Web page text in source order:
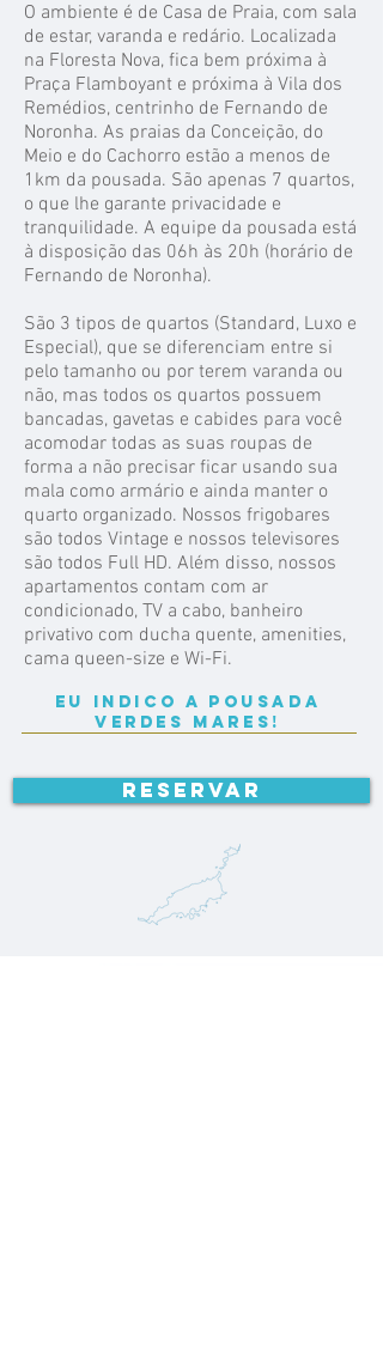
O ambiente é de Casa de Praia, com sala
de estar, varanda e redário. Localizada
na Floresta Nova, fica bem próxima à
Praça Flamboyant e próxima à Vila dos
Remédios, centrinho de Fernando de
Noronha. As praias da Conceição, do
Meio e do Cachorro estão a menos de
1km da pousada. São apenas 7 quartos,
o que lhe garante privacidade e
tranquilidade. A equipe da pousada está
à disposição das 06h às 20h (horário de
Fernando de Noronha).
São 3 tipos de quartos (Standard, Luxo e
Especial), que se diferenciam entre si
pelo tamanho ou por terem varanda ou
não, mas todos os quartos possuem
bancadas, gavetas e cabides para você
acomodar todas as suas roupas de
forma a não precisar ficar usando sua
mala como armário e ainda manter o
quarto organizado. Nossos frigobares
são todos Vintage e nossos televisores
são todos Full HD. Além disso, nossos
apartamentos contam com ar
condicionado, TV a cabo, banheiro
privativo com ducha quente, amenities,
cama queen-size e Wi-Fi.
Eu indico a pousada
verdes mares!
RESERVAR